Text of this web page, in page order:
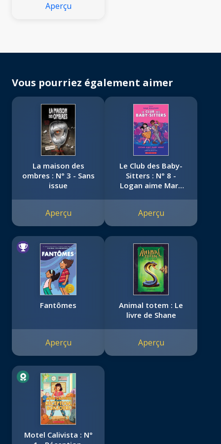
Aperçu
Vous pourriez également aimer
La maison des
ombres : N° 3 - Sans
issue
Aperçu
Le Club des Baby-
Sitters : N° 8 -
Logan aime Mary
Aperçu
Fantômes
Aperçu
Animal totem : Le
livre de Shane
Aperçu
Motel Calivista : N°